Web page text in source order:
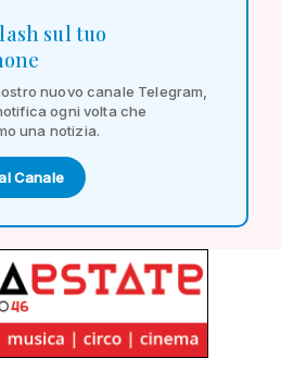
sul tuo
nuovo canale Telegram,
ogni volta che
una notizia.
Canale